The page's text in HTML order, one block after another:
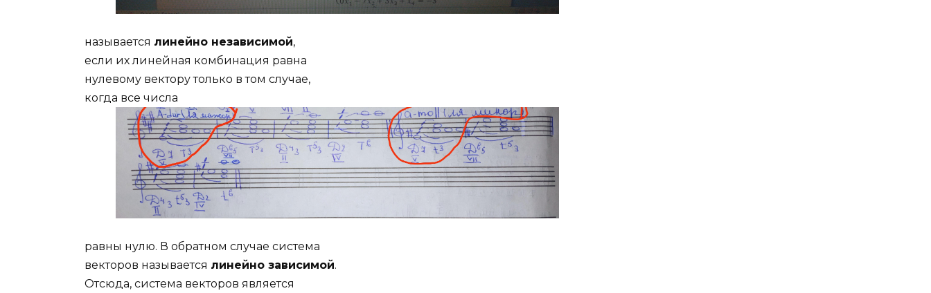
называется линейно независимой,
если их линейная комбинация равна
нулевому вектору только в том случае,
когда все числа
равны нулю. В обратном случае система
векторов называется линейно зависимой.
Отсюда, система векторов является